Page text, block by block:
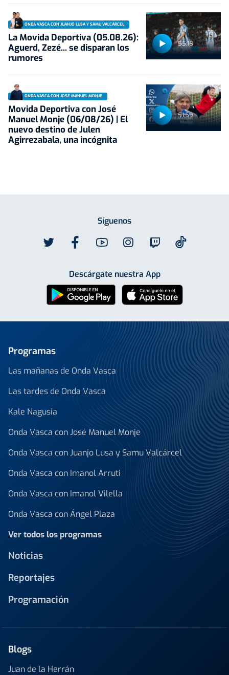
55:18
ONDA VASCA CON JUANJO LUSA Y SAMU VALCÁRCEL
La Movida Deportiva (05.08.26):
Aguerd, Zezé... se disparan los
rumores
51:59
ONDA VASCA CON JOSÉ MANUEL MONJE
Movida Deportiva con José
Manuel Monje (06/08/26) | El
nuevo destino de Julen
Agirrezabala, una incógnita
Síguenos
Descárgate nuestra App
Programas
Las mañanas de Onda Vasca
Las tardes de Onda Vasca
Kale Nagusia
Onda Vasca con José Manuel Monje
Onda Vasca con Juanjo Lusa y Samu Valcárcel
Onda Vasca con Imanol Arruti
Onda Vasca con Imanol Vilella
Onda Vasca con Ángel Plaza
Ver todos los programas
Noticias
Reportajes
Programación
Blogs
Juan de la Herrán